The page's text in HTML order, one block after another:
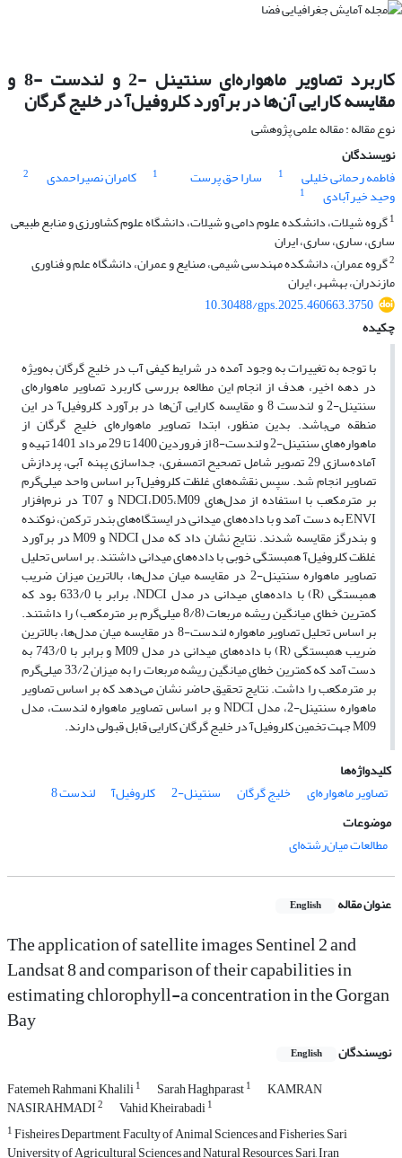
کاربرد تصاویر ماهواره‌ای سنتینل -2 و لندست -8 و
مقایسه کارایی آن‌ها در برآورد کلروفیل‌آ در خلیج گرگان
نوع مقاله : مقاله علمی پژوهشی
نویسندگان
فاطمه رحمانی خلیلی
1 سارا حق پرست 1 کامران نصیراحمدی 2
وحید خیرآبادی
1
1گروه شیلات، دانشکده علوم دامی و شیلات، دانشگاه علوم کشاورزی و منابع طبیعی
ساری، ساری، ساری، ایران
2گروه عمران، دانشکده مهندسی شیمی، صنایع و عمران، دانشگاه علم و فناوری
مازندران، بهشهر، ایران
10.30488/gps.2025.460663.3750
چکیده
با توجه به تغییرات به وجود آمده در شرایط کیفی آب در خلیج گرگان به‌ویژه
در دهه اخیر، هدف از انجام این مطالعه بررسی کاربرد تصاویر ماهواره‌ای
سنتینل-2 و لندست 8 و مقایسه کارایی آن‌ها در برآورد کلروفیل‌آ در این
منطقه می‌باشد. بدین منظور، ابتدا تصاویر ماهواره‌ای خلیج گرگان از
ماهواره‌های سنتینل-2 و لندست-8 از فروردین 1400 تا 29 مرداد 1401 تهیه و
آماده‌سازی 29 تصویر شامل تصحیح اتمسفری، جداسازی پهنه آبی، پردازش
تصاویر انجام شد. سپس نقشه‌های غلظت کلروفیل‌آ بر اساس واحد میلی‌گرم
بر مترمکعب با استفاده از مدل‌های NDCI،D05،M09 و T07 در نرم‌افزار
ENVI به دست آمد و با داده‌های میدانی در ایستگاه‌های بندر ترکمن، نوکنده
و بندرگز مقایسه شدند. نتایج نشان داد که مدل NDCI و M09 در برآورد
غلظت کلروفیل‌آ همبستگی خوبی با داده‌های میدانی داشتند. بر اساس تحلیل
تصاویر ماهواره سنتینل-2 در مقایسه میان مدل‌ها، بالاترین میزان ضریب
همبستگی (R) با داده‌های میدانی در مدل NDCI، برابر با 633/0 بود که
کمترین خطای میانگین ریشه مربعات (8/8 میلی‌گرم بر مترمکعب) را داشتند.
بر اساس تحلیل تصاویر ماهواره لندست-8 در مقایسه میان مدل‌ها، بالاترین
ضریب همبستگی (R) با داده‌های میدانی در مدل M09 و برابر با 743/0 به
دست آمد که کمترین خطای میانگین ریشه مربعات را به میزان 33/2 میلی‌گرم
بر مترمکعب را داشت. نتایج تحقیق حاضر نشان می‌دهد که بر اساس تصاویر
ماهواره سنتینل-2، مدل NDCI و بر اساس تصاویر ماهواره لندست، مدل
M09 جهت تخمین کلروفیل‌آ در خلیج گرگان کارایی قابل قبولی دارند.
کلیدواژه‌ها
تصاویر ماهواره‌ای
خلیج گرگان سنتینل-2 کلروفیل‌آ
لندست 8
موضوعات
مطالعات میان‌رشته‌ای
عنوان مقاله English
The application of satellite images Sentinel 2 and
Landsat 8 and comparison of their capabilities in
estimating chlorophyll-a concentration in the Gorgan
Bay
نویسندگان English
Fatemeh Rahmani Khalili1 Sarah Haghparast1 KAMRAN
NASIRAHMADI2 Vahid Kheirabadi1
1Fisheires Department, Faculty of Animal Sciences and Fisheries, Sari